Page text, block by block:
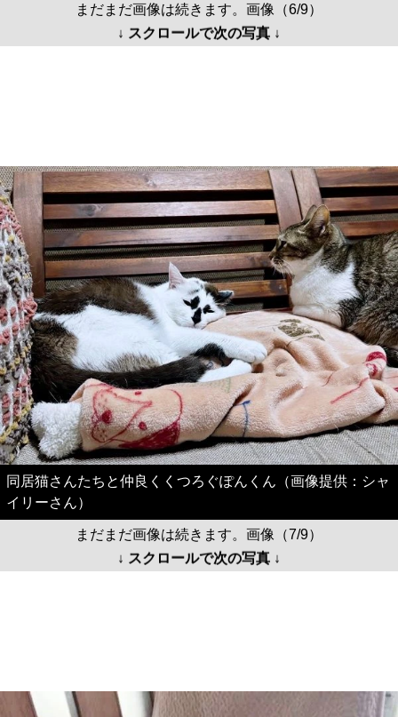
まだまだ画像は続きます。画像（6/9）
↓ スクロールで次の写真 ↓
同居猫さんたちと仲良くくつろぐぽんくん（画像提供：シャ
イリーさん）
まだまだ画像は続きます。画像（7/9）
↓ スクロールで次の写真 ↓